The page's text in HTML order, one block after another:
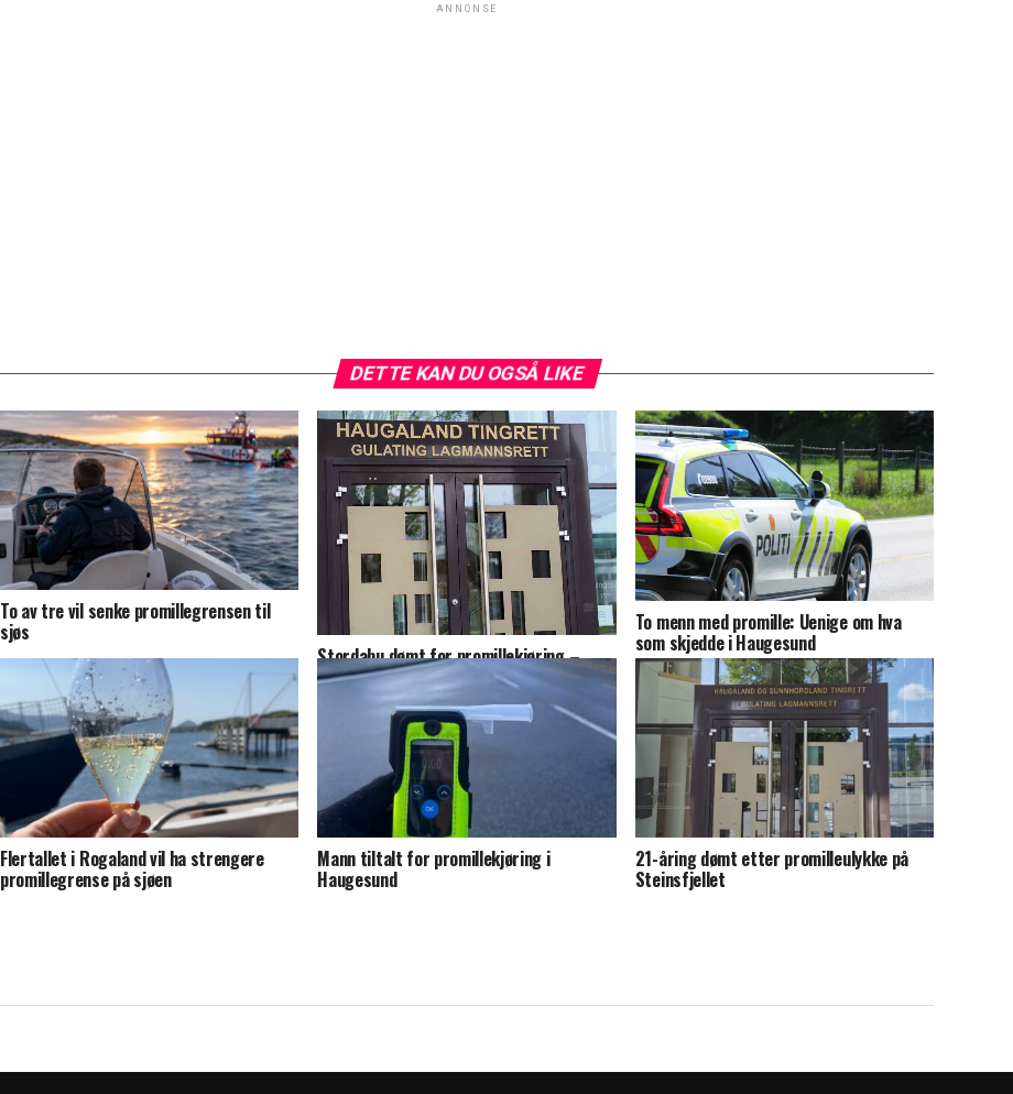
ANNONSE
DETTE KAN DU OGSÅ LIKE
To av tre vil senke promillegrensen til
sjøs
Stordabu dømt for promillekjøring –
mister førerkortet i 13 måneder
To menn med promille: Uenige om hva
som skjedde i Haugesund
Flertallet i Rogaland vil ha strengere
promillegrense på sjøen
Mann tiltalt for promillekjøring i
Haugesund
21-åring dømt etter promilleulykke på
Steinsfjellet